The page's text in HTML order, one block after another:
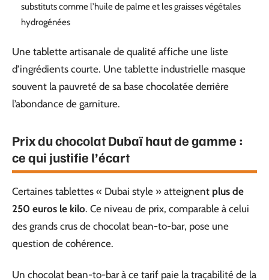
substituts comme l’huile de palme et les graisses végétales
hydrogénées
Une tablette artisanale de qualité affiche une liste
d’ingrédients courte. Une tablette industrielle masque
souvent la pauvreté de sa base chocolatée derrière
l’abondance de garniture.
Prix du chocolat Dubaï haut de gamme :
ce qui justifie l’écart
Certaines tablettes « Dubai style » atteignent plus de
250 euros le kilo. Ce niveau de prix, comparable à celui
des grands crus de chocolat bean-to-bar, pose une
question de cohérence.
Un chocolat bean-to-bar à ce tarif paie la traçabilité de la